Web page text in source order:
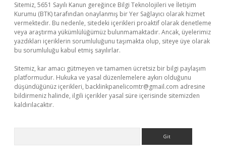
Sitemiz, 5651 Sayılı Kanun gereğince Bilgi Teknolojileri ve İletişim
Kurumu (BTK) tarafından onaylanmış bir Yer Sağlayıcı olarak hizmet
vermektedir. Bu nedenle, sitedeki içerikleri proaktif olarak denetleme
veya araştırma yükümlülüğümüz bulunmamaktadır. Ancak, üyelerimiz
yazdıkları içeriklerin sorumluluğunu taşımakta olup, siteye üye olarak
bu sorumluluğu kabul etmiş sayılırlar.
Sitemiz, kar amacı gütmeyen ve tamamen ücretsiz bir bilgi paylaşım
platformudur. Hukuka ve yasal düzenlemelere aykırı olduğunu
düşündüğünüz içerikleri, backlinkpanelicomtr@gmail.com adresine
bildirmeniz halinde, ilgili içerikler yasal süre içerisinde sitemizden
kaldırılacaktır.